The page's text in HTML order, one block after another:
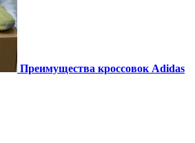
Преимущества кроссовок Adidas